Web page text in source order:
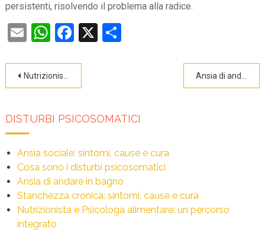
persistenti, risolvendo il problema alla radice.
EmailWhatsApp
Facebook
X Condividi
Navigazione
articoli
Nutrizionista e Psicologa alimentare: un percorso integrato
DISTURBI PSICOSOMATICI
Ansia sociale: sintomi, cause e cura
Cosa sono i disturbi psicosomatici
Ansia di andare in bagno
Stanchezza cronica: sintomi, cause e cura
Nutrizionista e Psicologa alimentare: un percorso
integrato